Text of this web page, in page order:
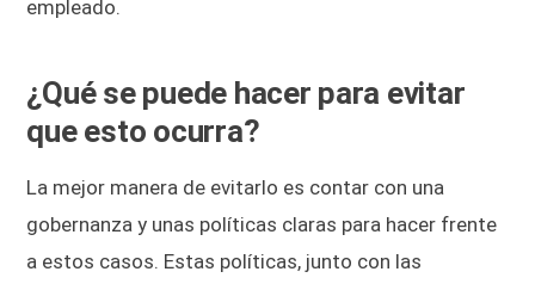
empleado.
¿Qué se puede hacer para evitar
que esto ocurra?
La mejor manera de evitarlo es contar con una
gobernanza y unas políticas claras para hacer frente
a estos casos. Estas políticas, junto con las